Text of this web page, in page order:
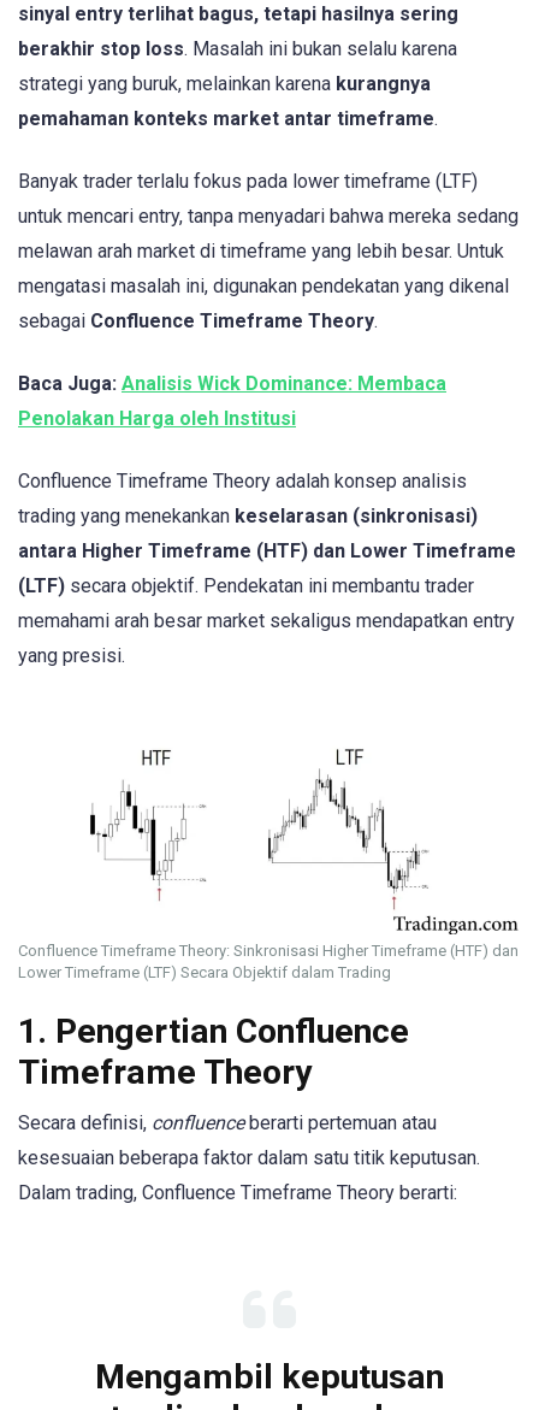
sinyal entry terlihat bagus, tetapi hasilnya sering
berakhir stop loss. Masalah ini bukan selalu karena
strategi yang buruk, melainkan karena kurangnya
pemahaman konteks market antar timeframe.
Banyak trader terlalu fokus pada lower timeframe (LTF)
untuk mencari entry, tanpa menyadari bahwa mereka sedang
melawan arah market di timeframe yang lebih besar. Untuk
mengatasi masalah ini, digunakan pendekatan yang dikenal
sebagai Confluence Timeframe Theory.
Baca Juga: Analisis Wick Dominance: Membaca
Penolakan Harga oleh Institusi
Confluence Timeframe Theory adalah konsep analisis
trading yang menekankan keselarasan (sinkronisasi)
antara Higher Timeframe (HTF) dan Lower Timeframe
(LTF) secara objektif. Pendekatan ini membantu trader
memahami arah besar market sekaligus mendapatkan entry
yang presisi.
Confluence Timeframe Theory: Sinkronisasi Higher Timeframe (HTF) dan
Lower Timeframe (LTF) Secara Objektif dalam Trading
1. Pengertian Confluence
Timeframe Theory
Secara definisi, confluenceberarti pertemuan atau
kesesuaian beberapa faktor dalam satu titik keputusan.
Dalam trading, Confluence Timeframe Theory berarti:
Mengambil keputusan